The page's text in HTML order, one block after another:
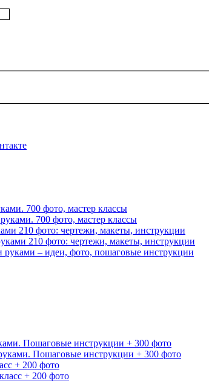
700 фото, мастер классы
210 фото: чертежи, макеты, инструкции
руками – идеи, фото, пошаговые инструкции
Пошаговые инструкции + 300 фото
+ 200 фото